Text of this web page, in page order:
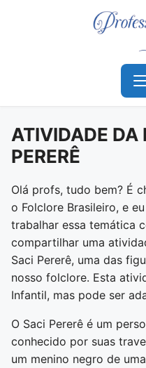
ATIVIDADE DA
PERERÊ
Olá profs, tudo bem? É
o Folclore Brasileiro, e
trabalhar essa temática
compartilhar uma
Saci Pererê, uma das
nosso folclore. Esta
Infantil, mas pode ser
O Saci Pererê é um
conhecido por suas
um menino negro de